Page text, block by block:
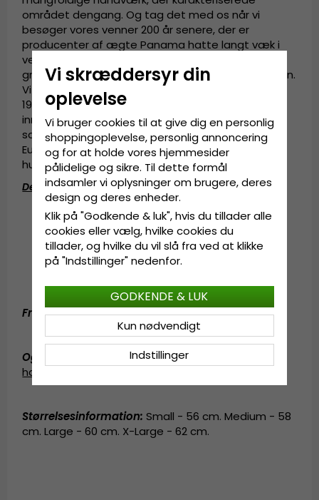
området dengang. Og tag det med os når vi
besøger vores venner 200 år senere, der er
producenter af ægte Panama hatte langt væk i
vest - i Sydamerika, Ecuador - eller til det
grænseløst kunstneriske Japan længst i Fjernøsten.
Vi ønsker ALLE - ligesom i Gårda i 1800erne og
1900erne - er i stand til at bære moderne, unikke,
innovative hatte til en rigtig god pris. Skabt i
samme lokaler som når folk fra forskellige dele af
Europa kom sammen i Göteborg for et par
hundrede år siden.
Detaljeinformation:
12 centimeters krone.
5 centimeters skygge.
Fremstillet af100 procent panamastrå.
Håndlavet i Ecuador.
Hattebånd af grosgrain.
Svedbånd af bomuld.
Fremstillet af:100 procent panamastrå.
Også kendt som (AKA): stråhat
hat
Størrelsesinformation: Small - 56 cm. Medium - 58
cm. Large - 60 cm. X-Large - 62 cm.
Vi skræddersyr din
oplevelse
Vi bruger cookies til at give dig en personlig
shoppingoplevelse, personlig annoncering
og for at holde vores hjemmesider
pålidelige og sikre. Til dette formål
indsamler vi oplysninger om brugere, deres
design og deres enheder.
Klik på "Godkende & luk", hvis du tillader alle
cookies eller vælg, hvilke cookies du
tillader, og hvilke du vil slå fra ved at klikke
på "Indstillinger" nedenfor.
Indstillinger
Kun nødvendigt
GODKENDE & LUK